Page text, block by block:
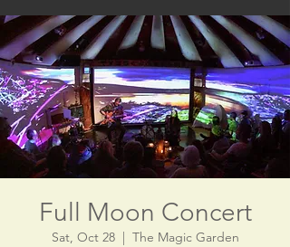
Full Moon Concert
Sat, Oct 28
  |
The Magic Garden